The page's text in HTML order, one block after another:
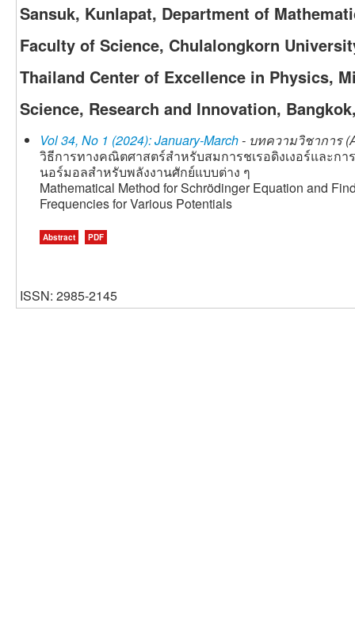
Sansuk, Kunlapat, Department of
Faculty of Science, Chulalongkorn
Thailand Center of Excellence in Physics,
Science, Research and Innovation,
Vol 34, No 1 (2024): January-March- บทความวิชาการ
วิธีการทางคณิตศาสตร์สำหรับสมการชเรอดิงเงอร์และก
นอร์มอลสำหรับพลังงานศักย์แบบต่าง ๆ
Mathematical Method for Schrödinger Equation and
Frequencies for Various Potentials
Abstract PDF
ISSN: 2985-2145